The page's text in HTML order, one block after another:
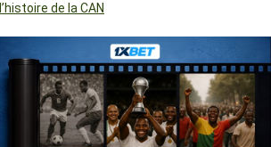
l’histoire de la CAN